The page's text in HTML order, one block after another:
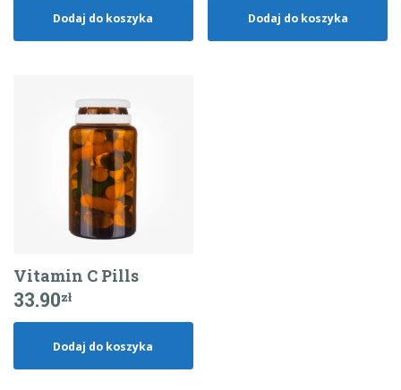
Dodaj do koszyka Dodaj do koszyka
Vitamin C Pills
33.90zł
Dodaj do koszyka